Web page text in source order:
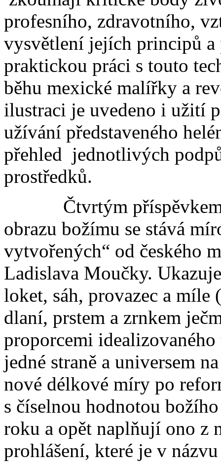
profesního, zdravotního,
vysvětlení jejích principů a
praktickou práci s touto
běhu mexické malířky a
ilustraci je uvedeno i užití
užívání představeného
přehled jednotlivých
prostředků.
Čtvrtým příspěvkem
obrazu božímu se stává
vytvořených“ od českého
Ladislava Moučky.
loket, sáh, provazec a
dlaní, prstem a zrnkem
proporcemi
jedné straně a universem
nové délkové míry po
s číselnou hodnotou
roku a opět naplňují ono z
prohlášení, které je v